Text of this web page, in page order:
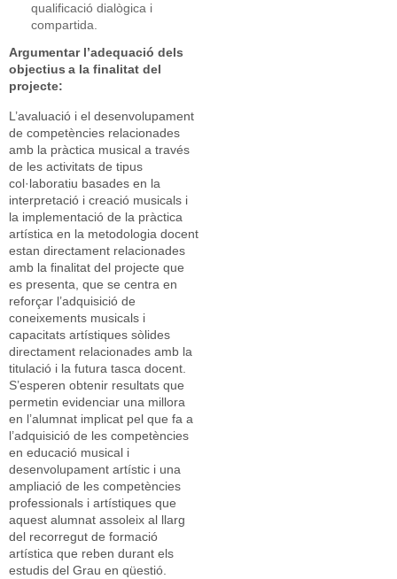
qualificació dialògica i
compartida.
Argumentar l’adequació dels
objectius a la finalitat del
projecte:
L’avaluació i el desenvolupament
de competències relacionades
amb la pràctica musical a través
de les activitats de tipus
col·laboratiu basades en la
interpretació i creació musicals i
la implementació de la pràctica
artística en la metodologia docent
estan directament relacionades
amb la finalitat del projecte que
es presenta, que se centra en
reforçar l’adquisició de
coneixements musicals i
capacitats artístiques sòlides
directament relacionades amb la
titulació i la futura tasca docent.
S’esperen obtenir resultats que
permetin evidenciar una millora
en l’alumnat implicat pel que fa a
l’adquisició de les competències
en educació musical i
desenvolupament artístic i una
ampliació de les competències
professionals i artístiques que
aquest alumnat assoleix al llarg
del recorregut de formació
artística que reben durant els
estudis del Grau en qüestió.